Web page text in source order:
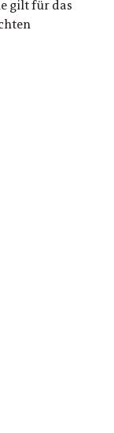
gilt für das